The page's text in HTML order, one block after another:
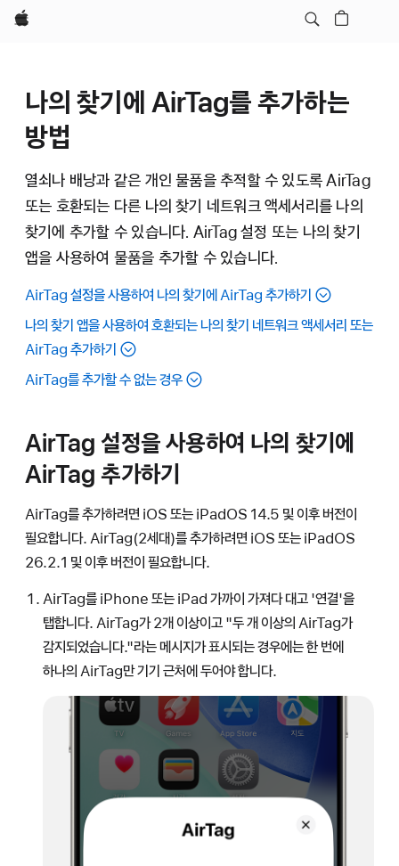
Apple
나의 찾기에 AirTag를 추가하는
방법
열쇠나 배낭과 같은 개인 물품을 추적할 수 있도록 AirTag
또는 호환되는 다른 나의 찾기 네트워크 액세서리를 나의
찾기에 추가할 수 있습니다. AirTag 설정 또는 나의 찾기
앱을 사용하여 물품을 추가할 수 있습니다.
AirTag 설정을 사용하여 나의 찾기에 AirTag 추가하기
나의 찾기 앱을 사용하여 호환되는 나의 찾기 네트워크 액세서리 또는
AirTag 추가하기
AirTag를 추가할 수 없는 경우
AirTag 설정을 사용하여 나의 찾기에
AirTag 추가하기
AirTag를 추가하려면 iOS 또는 iPadOS 14.5 및 이후 버전이
필요합니다. AirTag(2세대)를 추가하려면 iOS 또는 iPadOS
26.2.1 및 이후 버전이 필요합니다.
AirTag를 iPhone 또는 iPad 가까이 가져다 대고 '연결'을
탭합니다. AirTag가 2개 이상이고 "두 개 이상의 AirTag가
감지되었습니다."라는 메시지가 표시되는 경우에는 한 번에
하나의 AirTag만 기기 근처에 두어야 합니다.